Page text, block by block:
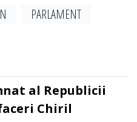
PARLAMENT
al Republicii
Chiril